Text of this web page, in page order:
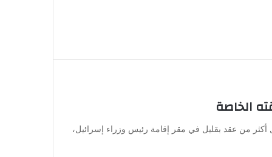
الخاصة
أكثر من عقد بقليل في مقر إقامة رئيس وزراء إسرائيل،